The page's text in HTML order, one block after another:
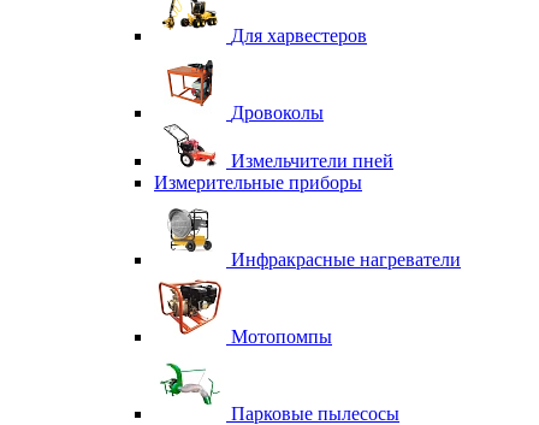
Для харвестеров
Дровоколы
Измельчители пней
Измерительные приборы
Инфракрасные нагреватели
Мотопомпы
Парковые пылесосы